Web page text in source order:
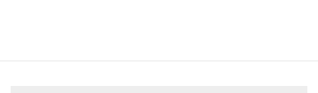
555 Şömine 1 Siyah